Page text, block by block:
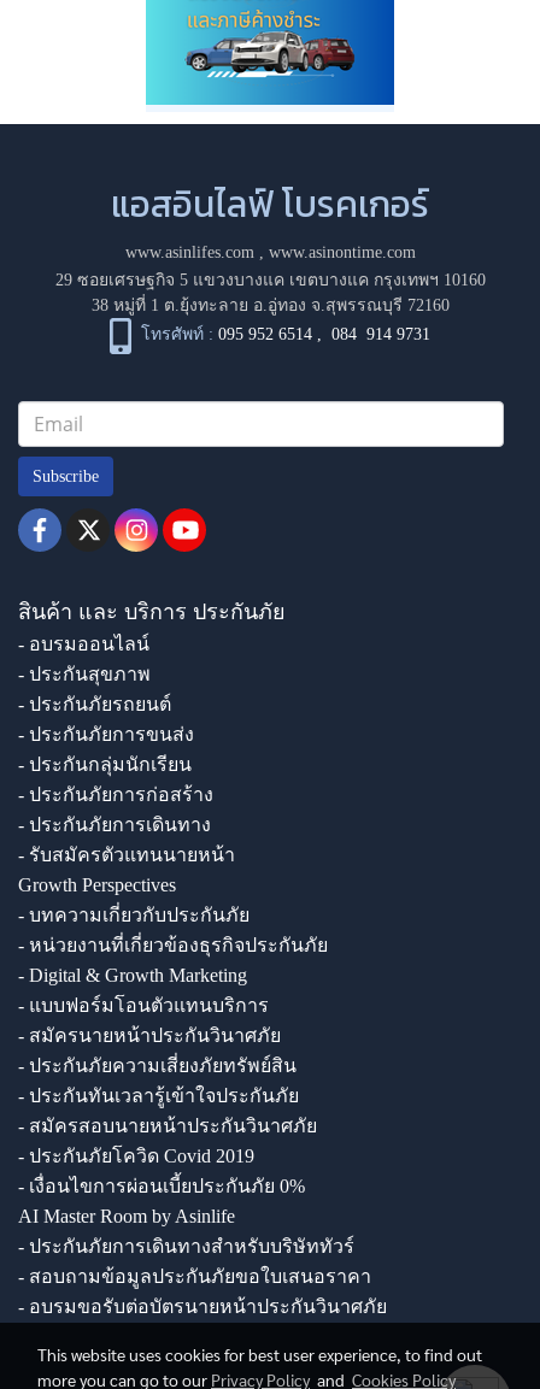
แอสอินไลฟ์ โบรคเกอร์
www.asinlifes.com, www.asinontime.com
29 ซอยเศรษฐกิจ 5 แขวงบางแค เขตบางแค กรุงเทพฯ 10160
38 หมู่ที่ 1 ต.ยุ้งทะลาย อ.อู่ทอง จ.สุพรรณบุรี 72160
โทรศัพท์ : 095 952 6514 ,084 914 9731
Subscribe
สินค้า และ บริการ ประกันภัย
- อบรมออนไลน์
- ประกันสุขภาพ
- ประกันภัยรถยนต์
- ประกันภัยการขนส่ง
- ประกันกลุ่มนักเรียน
- ประกันภัยการก่อสร้าง
- ประกันภัยการเดินทาง
- รับสมัครตัวแทนนายหน้า
Growth Perspectives
- บทความเกี่ยวกับประกันภัย
- หน่วยงานที่เกี่ยวข้องธุรกิจประกันภัย
- Digital & Growth Marketing
- แบบฟอร์มโอนตัวแทนบริการ
- สมัครนายหน้าประกันวินาศภัย
- ประกันภัยความเสี่ยงภัยทรัพย์สิน
- ประกันทันเวลารู้เข้าใจประกันภัย
- สมัครสอบนายหน้าประกันวินาศภัย
- ประกันภัยโควิด Covid 2019
- เงื่อนไขการผ่อนเบี้ยประกันภัย 0%
AI Master Room by Asinlife
- ประกันภัยการเดินทางสำหรับบริษัททัวร์
- สอบถามข้อมูลประกันภัยขอใบเสนอราคา
- อบรมขอรับต่อบัตรนายหน้าประกันวินาศภัย
This website uses cookies for best user experience, to find out
more you can go to our Privacy Policyand Cookies Policy